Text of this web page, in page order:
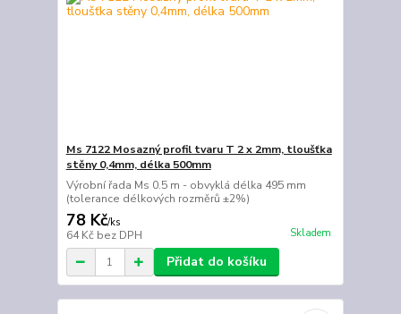
Ms 7122 Mosazný profil tvaru T 2 x 2mm, tloušťka
stěny 0,4mm, délka 500mm
Výrobní řada Ms 0.5 m - obvyklá délka 495 mm
(tolerance délkových rozměrů ±2%)
78 Kč/ks
64 Kč bez DPH Skladem
Přidat do košíku